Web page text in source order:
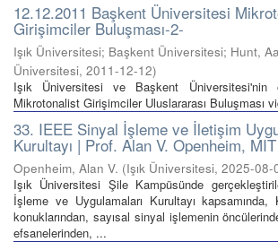
12.12.2011 Başkent Üniversitesi
Girişimciler Buluşması-2-
Işık Üniversitesi; Başkent Üniversitesi; Hunt,
Üniversitesi, 2011-12-12)
Işık Üniversitesi ve Başkent Üniversitesi'nin
Mikrotonalist Girişimciler Uluslararası Buluşması
33. IEEE Sinyal İşleme ve İletişim
Kurultayı | Prof. Alan V. Openheim, MIT
Openheim, Alan V. (Işık Üniversitesi, 2025-08-
Işık Üniversitesi Şile Kampüsünde
İşleme ve Uygulamaları Kurultayı kapsamında,
konuklarından, sayısal sinyal işlemenin
efsanelerinden, ...